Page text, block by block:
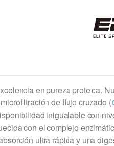
en pureza proteica.
de flujo cruzado (
inigualable con
con el complejo
ultra rápida y una